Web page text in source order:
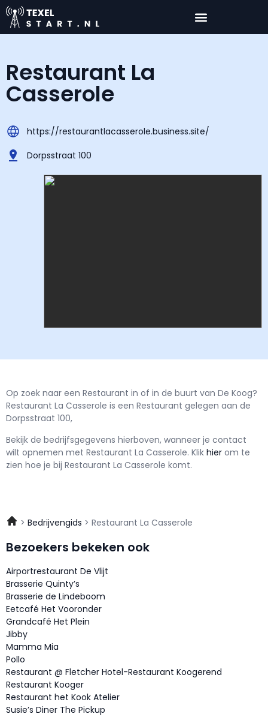
Restaurant La
Casserole
https://restaurantlacasserole.business.site/
Dorpsstraat 100
Op zoek naar een Restaurant in of in de buurt van De Koog?
Restaurant La Casserole is een Restaurant gelegen aan de
Dorpsstraat 100,
Bekijk de bedrijfsgegevens hierboven, wanneer je contact
wilt opnemen met Restaurant La Casserole. Klik hier om te
zien hoe je bij Restaurant La Casserole komt.
Bedrijvengids Restaurant La Casserole
Bezoekers bekeken ook
Airportrestaurant De Vlijt
Brasserie Quinty’s
Brasserie de Lindeboom
Eetcafé Het Vooronder
Grandcafé Het Plein
Jibby
Mamma Mia
Pollo
Restaurant @ Fletcher Hotel-Restaurant Koogerend
Restaurant Kooger
Restaurant het Kook Atelier
Susie’s Diner The Pickup